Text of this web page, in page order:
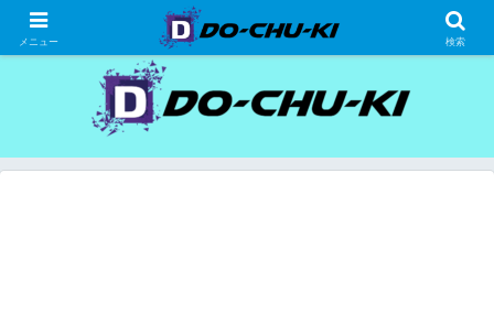
高級ホテルの格安宿泊研究、宿泊記
メニュー 検索